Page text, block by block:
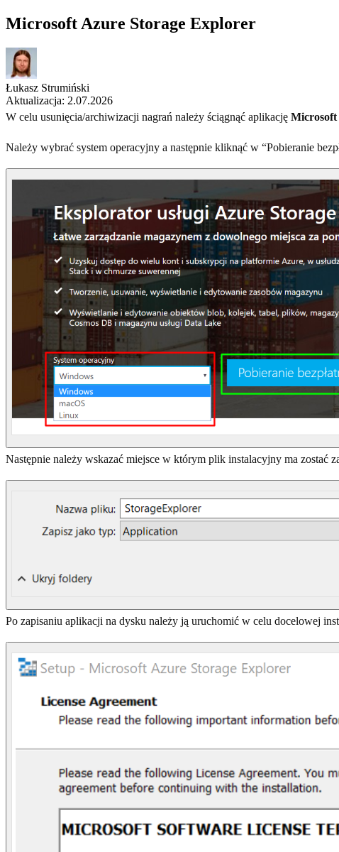
Microsoft Azure Storage Explorer
Łukasz Strumiński
Aktualizacja: 2.07.2026
W celu usunięcia/archiwizacji nagrań należy ściągnąć aplikację Microsoft
Należy wybrać system operacyjny a następnie kliknąć w “Pobieranie
Następnie należy wskazać miejsce w którym plik instalacyjny ma zostać
Po zapisaniu aplikacji na dysku należy ją uruchomić w celu docelowej